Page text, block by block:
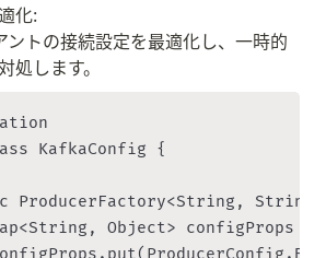
化:
ントの接続設定を最適化し、一時的
処します。
KafkaConfig {
ProducerFactory<String,
Object> configProps =